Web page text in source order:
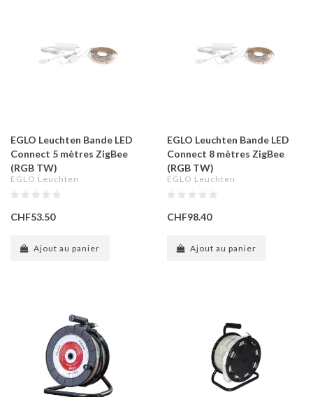
EGLO Leuchten Bande LED
Connect 5 mètres ZigBee
(RGB TW)
EGLO Leuchten
CHF53.50
Ajout au panier
EGLO Leuchten Bande LED
Connect 8 mètres ZigBee
(RGB TW)
EGLO Leuchten
CHF98.40
Ajout au panier